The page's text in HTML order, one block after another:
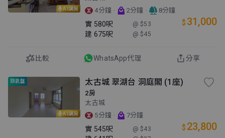
AI講房
4分鐘 · 2分鐘 · 8分鐘
實 580呎 @ $53
建 675呎 @ $45
$ 31,000
比較 WhatsApp代理 分享
AI講房
鎖匙盤 太古城 翠湖台 洞庭閣 (1座)
2房
太古城
5分鐘 · 7分鐘
實 545呎 @ $43 $ 23,800